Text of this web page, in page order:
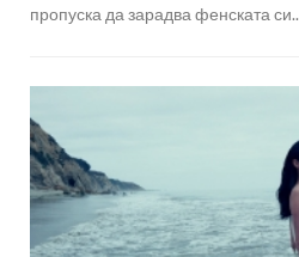
пропуска да зарадва фенската си..